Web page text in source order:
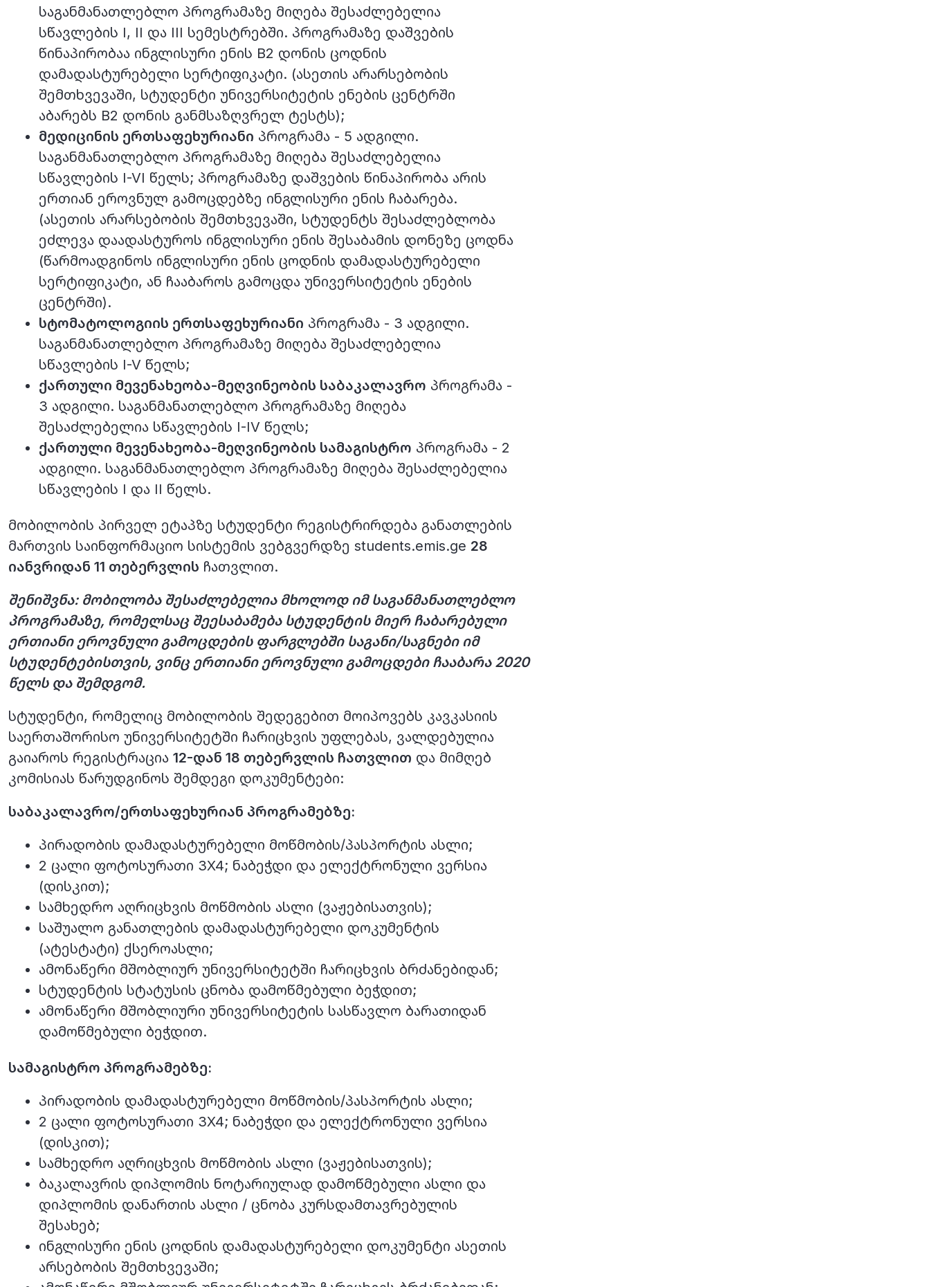
საგანმანათლებლო პროგრამაზე მიღება შესაძლებელია
სწავლების I, II და III სემესტრებში. პროგრამაზე დაშვების
წინაპირობაა ინგლისური ენის B2 დონის ცოდნის
დამადასტურებელი სერტიფიკატი. (ასეთის არარსებობის
შემთხვევაში, სტუდენტი უნივერსიტეტის ენების ცენტრში
აბარებს B2 დონის განმსაზღვრელ ტესტს);
მედიცინის ერთსაფეხურიანი პროგრამა - 5 ადგილი.
საგანმანათლებლო პროგრამაზე მიღება შესაძლებელია
სწავლების I-VI წელს; პროგრამაზე დაშვების წინაპირობა არის
ერთიან ეროვნულ გამოცდებზე ინგლისური ენის ჩაბარება.
(ასეთის არარსებობის შემთხვევაში, სტუდენტს შესაძლებლობა
ეძლევა დაადასტუროს ინგლისური ენის შესაბამის დონეზე ცოდნა
(წარმოადგინოს ინგლისური ენის ცოდნის დამადასტურებელი
სერტიფიკატი, ან ჩააბაროს გამოცდა უნივერსიტეტის ენების
ცენტრში).
სტომატოლოგიის ერთსაფეხურიანი პროგრამა - 3 ადგილი.
საგანმანათლებლო პროგრამაზე მიღება შესაძლებელია
სწავლების I-V წელს;
ქართული მევენახეობა-მეღვინეობის საბაკალავრო პროგრამა -
3 ადგილი. საგანმანათლებლო პროგრამაზე მიღება
შესაძლებელია სწავლების I-IV წელს;
ქართული მევენახეობა-მეღვინეობის სამაგისტრო პროგრამა - 2
ადგილი. საგანმანათლებლო პროგრამაზე მიღება შესაძლებელია
სწავლების I და II წელს.
მობილობის პირველ ეტაპზე სტუდენტი რეგისტრირდება განათლების
მართვის საინფორმაციო სისტემის ვებგვერდზე students.emis.ge 28
იანვრიდან 11 თებერვლის ჩათვლით.
შენიშვნა: მობილობა შესაძლებელია მხოლოდ იმ საგანმანათლებლო
პროგრამაზე, რომელსაც შეესაბამება სტუდენტის მიერ ჩაბარებული
ერთიანი ეროვნული გამოცდების ფარგლებში საგანი/საგნები იმ
სტუდენტებისთვის, ვინც ერთიანი ეროვნული გამოცდები ჩააბარა 2020
წელს და შემდგომ.
სტუდენტი, რომელიც მობილობის შედეგებით მოიპოვებს კავკასიის
საერთაშორისო უნივერსიტეტში ჩარიცხვის უფლებას, ვალდებულია
გაიაროს რეგისტრაცია 12-დან 18 თებერვლის ჩათვლით და მიმღებ
კომისიას წარუდგინოს შემდეგი დოკუმენტები:
საბაკალავრო/ერთსაფეხურიან პროგრამებზე:
პირადობის დამადასტურებელი მოწმობის/პასპორტის ასლი;
2 ცალი ფოტოსურათი 3X4; ნაბეჭდი და ელექტრონული ვერსია
(დისკით);
სამხედრო აღრიცხვის მოწმობის ასლი (ვაჟებისათვის);
საშუალო განათლების დამადასტურებელი დოკუმენტის
(ატესტატი) ქსეროასლი;
ამონაწერი მშობლიურ უნივერსიტეტში ჩარიცხვის ბრძანებიდან;
სტუდენტის სტატუსის ცნობა დამოწმებული ბეჭდით;
ამონაწერი მშობლიური უნივერსიტეტის სასწავლო ბარათიდან
დამოწმებული ბეჭდით.
სამაგისტრო პროგრამებზე:
პირადობის დამადასტურებელი მოწმობის/პასპორტის ასლი;
2 ცალი ფოტოსურათი 3X4; ნაბეჭდი და ელექტრონული ვერსია
(დისკით);
სამხედრო აღრიცხვის მოწმობის ასლი (ვაჟებისათვის);
ბაკალავრის დიპლომის ნოტარიულად დამოწმებული ასლი და
დიპლომის დანართის ასლი / ცნობა კურსდამთავრებულის
შესახებ;
ინგლისური ენის ცოდნის დამადასტურებელი დოკუმენტი ასეთის
არსებობის შემთხვევაში;